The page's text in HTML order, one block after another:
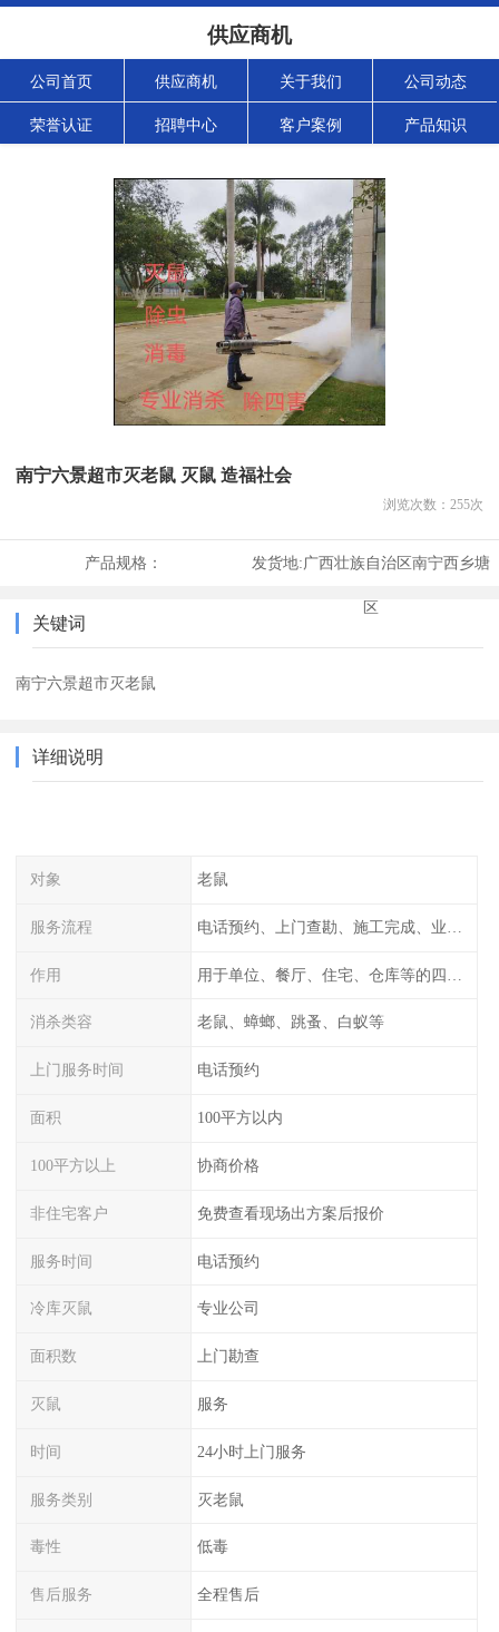
供应商机
公司首页 供应商机 关于我们 公司动态
荣誉认证 招聘中心 客户案例 产品知识
南宁六景超市灭老鼠 灭鼠 造福社会
浏览次数： 255次
产品规格： 发货地:广西壮族自治区南宁西乡塘
区
关键词
南宁六景超市灭老鼠
详细说明
对象 老鼠
服务流程
作用
消杀类容 老鼠、蟑螂、跳蚤、白蚁等
上门服务时间 电话预约
面积 100平方以内
100平方以上 协商价格
非住宅客户 免费查看现场出方案后报价
服务时间 电话预约
冷库灭鼠 专业公司
面积数 上门勘查
灭鼠 服务
时间 24小时上门服务
服务类别 灭老鼠
毒性 低毒
售后服务 全程售后